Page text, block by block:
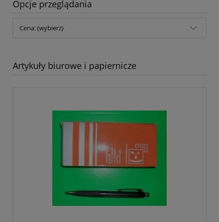
Opcje przeglądania
Cena: (wybierz)
Artykuły biurowe i papiernicze